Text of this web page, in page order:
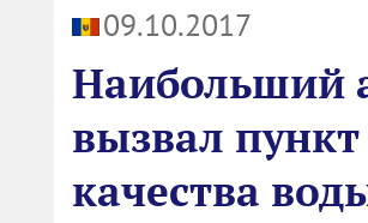
09.10.2017
Наибольший
вызвал
качества